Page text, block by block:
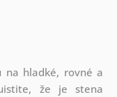
na hladké, rovné a
že je stena